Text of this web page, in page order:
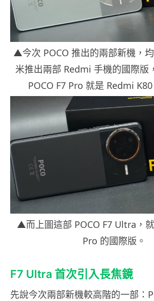
▲今次 POCO 推出的兩部新機，
米推出兩部 Redmi 手機的國際版
POCO F7 Pro 就是 Redmi K80
▲而上圖這部 POCO F7 Ultra，
Pro 的國際版。
F7 Ultra 首次引入長焦鏡
先說今次兩部新機較高階的一部：